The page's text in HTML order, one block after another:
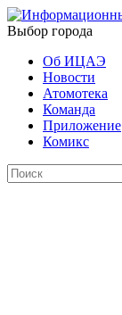
Выбор города
Об ИЦАЭ
Новости
Атомотека
Команда
Приложение
Комикс